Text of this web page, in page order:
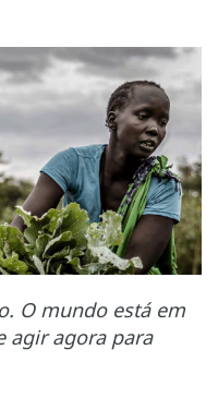
O mundo está em
agir agora para